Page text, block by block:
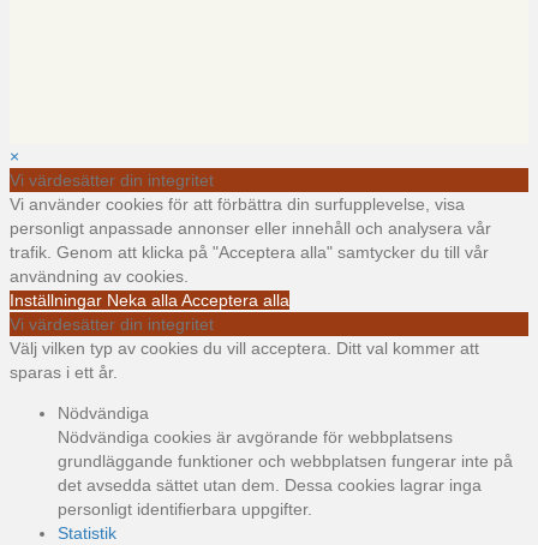
×
Vi värdesätter din integritet
Vi använder cookies för att förbättra din surfupplevelse, visa
personligt anpassade annonser eller innehåll och analysera vår
trafik. Genom att klicka på "Acceptera alla" samtycker du till vår
användning av cookies.
Inställningar Neka alla Acceptera alla
Vi värdesätter din integritet
Välj vilken typ av cookies du vill acceptera. Ditt val kommer att
sparas i ett år.
Nödvändiga
Nödvändiga cookies är avgörande för webbplatsens
grundläggande funktioner och webbplatsen fungerar inte på
det avsedda sättet utan dem. Dessa cookies lagrar inga
personligt identifierbara uppgifter.
Statistik